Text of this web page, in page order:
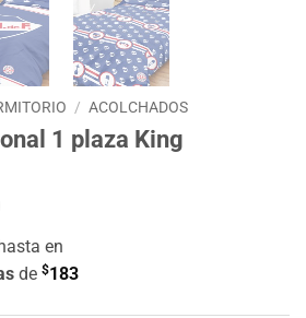
/ ACOLCHADOS
1 plaza King
actual
es:
$2.190.
en
de $183